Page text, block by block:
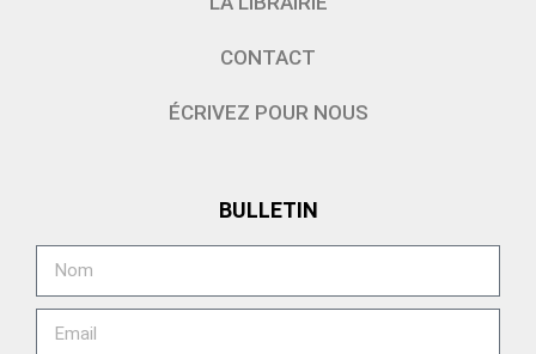
CONTACT
ÉCRIVEZ POUR NOUS
BULLETIN